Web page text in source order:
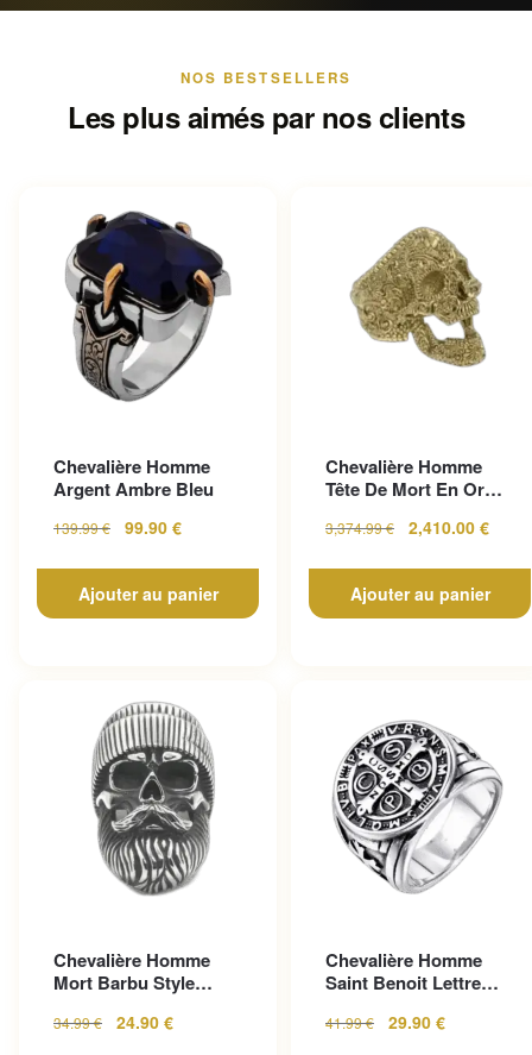
NOS BESTSELLERS
Les plus aimés par nos clients
Chevalière Homme
Argent Ambre Bleu
139.99€ 99.90 €
Ajouter au panier
Chevalière Homme
Tête De Mort En Or
Gothique...
3,374.99€ 2,410.00 €
Ajouter au panier
Chevalière Homme
Mort Barbu Style
Inoxy...
34.99€ 24.90 €
Chevalière Homme
Saint Benoit Lettre
41.99€ 29.90 €